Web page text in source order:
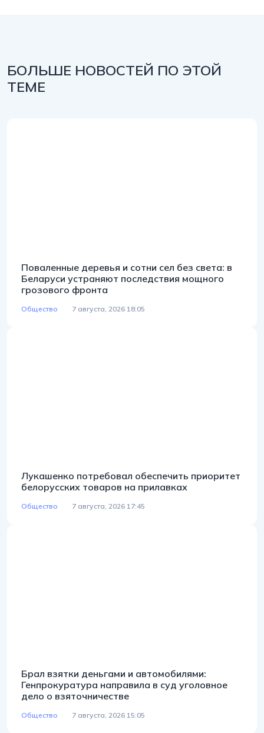
БОЛЬШЕ НОВОСТЕЙ ПО ЭТОЙ
ТЕМЕ
Поваленные деревья и сотни сел без света: в
Беларуси устраняют последствия мощного
грозового фронта
Общество 7 августа, 2026 18:05
Лукашенко потребовал обеспечить приоритет
белорусских товаров на прилавках
Общество 7 августа, 2026 17:45
Брал взятки деньгами и автомобилями:
Генпрокуратура направила в суд уголовное
дело о взяточничестве
Общество 7 августа, 2026 15:05